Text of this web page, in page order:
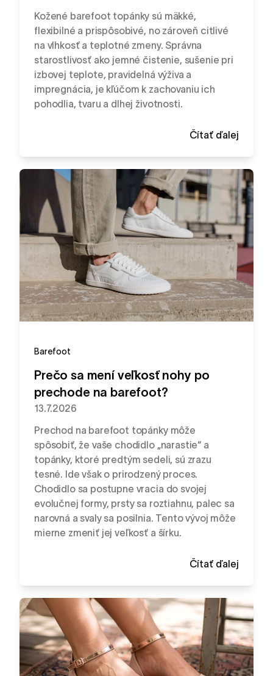
Kožené barefoot topánky sú mäkké,
flexibilné a prispôsobivé, no zároveň citlivé
na vlhkosť a teplotné zmeny. Správna
starostlivosť ako jemné čistenie, sušenie pri
izbovej teplote, pravidelná výživa a
impregnácia, je kľúčom k zachovaniu ich
pohodlia, tvaru a dlhej životnosti.
Čítať ďalej
Barefoot
Prečo sa mení veľkosť nohy po
prechode na barefoot?
13.7.2026
Prechod na barefoot topánky môže
spôsobiť, že vaše chodidlo „narastie“ a
topánky, ktoré predtým sedeli, sú zrazu
tesné. Ide však o prirodzený proces.
Chodidlo sa postupne vracia do svojej
evolučnej formy, prsty sa roztiahnu, palec sa
narovná a svaly sa posilnia. Tento vývoj môže
mierne zmeniť jej veľkosť a šírku.
Čítať ďalej